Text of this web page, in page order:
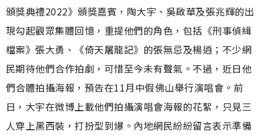
頒獎典禮2022》頒獎嘉賓，陶大宇、吳啟華及張兆輝的出
現勾起觀眾集體回憶，重提他們的角色，包括《刑事偵緝
檔案》張大勇、《倚天屠龍記》的張無忌及楊逍；不少網
民期待他們合作拍劇，可惜至今未有聲氣。不過，近日他
們合體拍攝海報，預告在11月中假佛山舉行演唱會。前
日，大宇在微博上載他們拍攝演唱會海報的花絮，只見三
人穿上黑西裝，打扮型到爆。內地網民紛紛留言表示準備